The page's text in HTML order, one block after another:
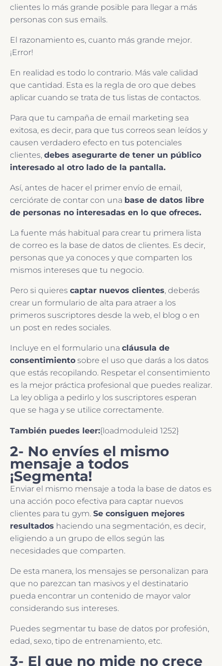
clientes lo más grande posible para llegar a más
personas con sus emails.
El razonamiento es, cuanto más grande mejor.
¡Error!
En realidad es todo lo contrario. Más vale calidad
que cantidad. Esta es la regla de oro que debes
aplicar cuando se trata de tus listas de contactos.
Para que tu campaña de email marketing sea
exitosa, es decir, para que tus correos sean leídos y
causen verdadero efecto en tus potenciales
clientes, debes asegurarte de tener un público
interesado al otro lado de la pantalla.
Así, antes de hacer el primer envío de email,
cerciórate de contar con una base de datos libre
de personas no interesadas en lo que ofreces.
La fuente más habitual para crear tu primera lista
de correo es la base de datos de clientes. Es decir,
personas que ya conoces y que comparten los
mismos intereses que tu negocio.
Pero si quieres captar nuevos clientes, deberás
crear un formulario de alta para atraer a los
primeros suscriptores desde la web, el blog o en
un post en redes sociales.
Incluye en el formulario una cláusula de
consentimiento sobre el uso que darás a los datos
que estás recopilando. Respetar el consentimiento
es la mejor práctica profesional que puedes realizar.
La ley obliga a pedirlo y los suscriptores esperan
que se haga y se utilice correctamente.
También puedes leer:{loadmoduleid 1252}
2- No envíes el mismo
mensaje a todos
¡Segmenta!
Enviar el mismo mensaje a toda la base de datos es
una acción poco efectiva para captar nuevos
clientes para tu gym. Se consiguen mejores
resultados haciendo una segmentación, es decir,
eligiendo a un grupo de ellos según las
necesidades que comparten.
De esta manera, los mensajes se personalizan para
que no parezcan tan masivos y el destinatario
pueda encontrar un contenido de mayor valor
considerando sus intereses.
Puedes segmentar tu base de datos por profesión,
edad, sexo, tipo de entrenamiento, etc.
3- El que no mide no crece